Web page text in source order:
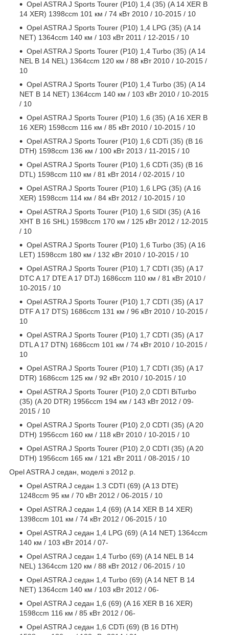
Opel ASTRA J Sports Tourer (P10) 1,4 (35) (A 14 XER B
14 XER) 1398ccm 101 км / 74 кВт 2010 / 10-2015 / 10
Opel ASTRA J Sports Tourer (P10) 1,4 LPG (35) (A 14
NET) 1364ccm 140 км / 103 кВт 2011 / 12-2015 / 10
Opel ASTRA J Sports Tourer (P10) 1,4 Turbo (35) (A 14
NEL B 14 NEL) 1364ccm 120 км / 88 кВт 2010 / 10-2015 /
10
Opel ASTRA J Sports Tourer (P10) 1,4 Turbo (35) (A 14
NET B 14 NET) 1364ccm 140 км / 103 кВт 2010 / 10-2015
/ 10
Opel ASTRA J Sports Tourer (P10) 1,6 (35) (A 16 XER B
16 XER) 1598ccm 116 км / 85 кВт 2010 / 10-2015 / 10
Opel ASTRA J Sports Tourer (P10) 1,6 CDTi (35) (B 16
DTH) 1598ccm 136 км / 100 кВт 2013 / 11-2015 / 10
Opel ASTRA J Sports Tourer (P10) 1,6 CDTi (35) (B 16
DTL) 1598ccm 110 км / 81 кВт 2014 / 02-2015 / 10
Opel ASTRA J Sports Tourer (P10) 1,6 LPG (35) (A 16
XER) 1598ccm 114 км / 84 кВт 2012 / 10-2015 / 10
Opel ASTRA J Sports Tourer (P10) 1,6 SIDI (35) (A 16
XHT B 16 SHL) 1598ccm 170 км / 125 кВт 2012 / 12-2015
/ 10
Opel ASTRA J Sports Tourer (P10) 1,6 Turbo (35) (A 16
LET) 1598ccm 180 км / 132 кВт 2010 / 10-2015 / 10
Opel ASTRA J Sports Tourer (P10) 1,7 CDTI (35) (A 17
DTC A 17 DTE A 17 DTJ) 1686ccm 110 км / 81 кВт 2010 /
10-2015 / 10
Opel ASTRA J Sports Tourer (P10) 1,7 CDTI (35) (A 17
DTF A 17 DTS) 1686ccm 131 км / 96 кВт 2010 / 10-2015 /
10
Opel ASTRA J Sports Tourer (P10) 1,7 CDTI (35) (A 17
DTL A 17 DTN) 1686ccm 101 км / 74 кВт 2010 / 10-2015 /
10
Opel ASTRA J Sports Tourer (P10) 1,7 CDTI (35) (A 17
DTR) 1686ccm 125 км / 92 кВт 2010 / 10-2015 / 10
Opel ASTRA J Sports Tourer (P10) 2,0 CDTI BiTurbo
(35) (A 20 DTR) 1956ccm 194 км / 143 кВт 2012 / 09-
2015 / 10
Opel ASTRA J Sports Tourer (P10) 2,0 CDTI (35) (A 20
DTH) 1956ccm 160 км / 118 кВт 2010 / 10-2015 / 10
Opel ASTRA J Sports Tourer (P10) 2,0 CDTI (35) (A 20
DTH) 1956ccm 165 км / 121 кВт 2011 / 08-2015 / 10
Opel ASTRA J седан, моделі з 2012 р.
Opel ASTRA J седан 1.3 CDTI (69) (A 13 DTE)
1248ccm 95 км / 70 кВт 2012 / 06-2015 / 10
Opel ASTRA J седан 1,4 (69) (A 14 XER B 14 XER)
1398ccm 101 км / 74 кВт 2012 / 06-2015 / 10
Opel ASTRA J седан 1,4 LPG (69) (A 14 NET) 1364ccm
140 км / 103 кВт 2014 / 07-
Opel ASTRA J седан 1,4 Turbo (69) (A 14 NEL B 14
NEL) 1364ccm 120 км / 88 кВт 2012 / 06-2015 / 10
Opel ASTRA J седан 1,4 Turbo (69) (A 14 NET B 14
NET) 1364ccm 140 км / 103 кВт 2012 / 06-
Opel ASTRA J седан 1,6 (69) (A 16 XER B 16 XER)
1598ccm 116 км / 85 кВт 2012 / 06-
Opel ASTRA J седан 1,6 CDTi (69) (B 16 DTH)